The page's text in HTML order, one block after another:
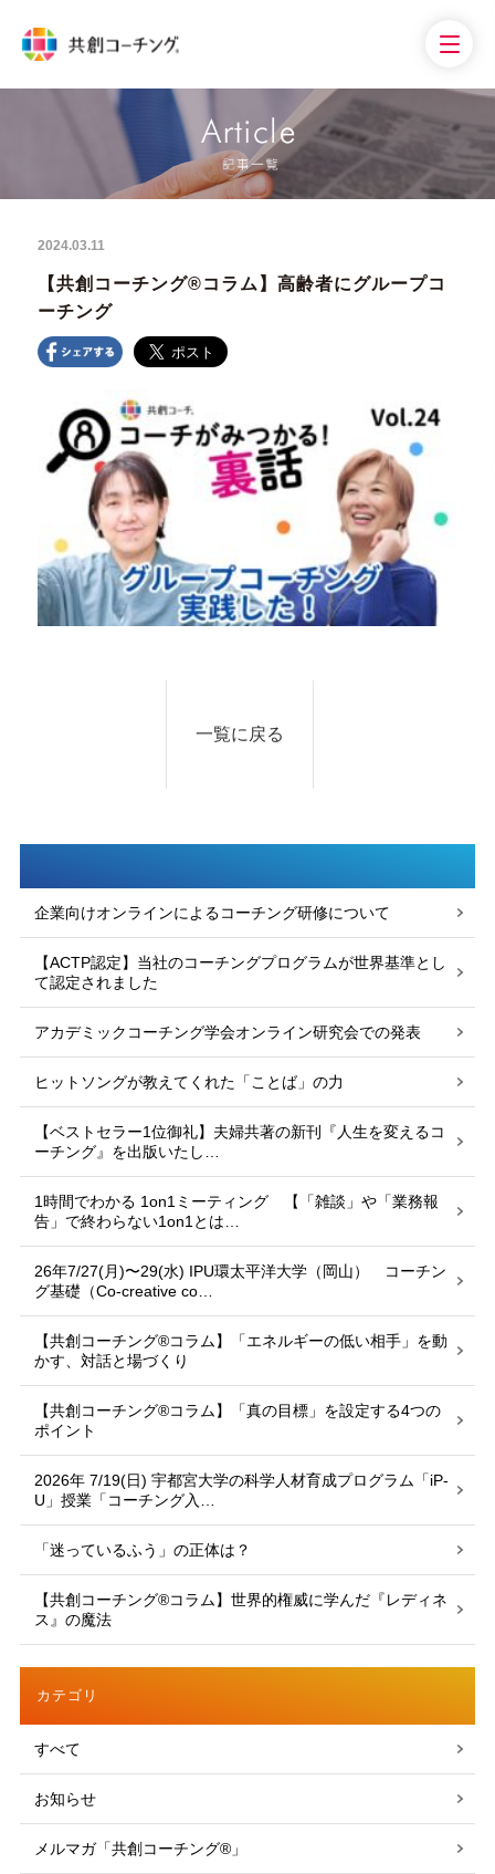
2024.03.11
【共創コーチング®︎コラム】高齢者にグループコ
ーチング
一覧に戻る
企業向けオンラインによるコーチング研修について
【ACTP認定】当社のコーチングプログラムが世界基準とし
て認定されました
アカデミックコーチング学会オンライン研究会での発表
ヒットソングが教えてくれた「ことば」の力
【ベストセラー1位御礼】夫婦共著の新刊『人生を変えるコ
ーチング』を出版いたし…
1時間でわかる 1on1ミーティング 【「雑談」や「業務報
告」で終わらない1on1とは…
26年7/27(月)〜29(水) IPU環太平洋大学（岡山） コーチン
グ基礎（Co-creative co…
【共創コーチング®︎コラム】「エネルギーの低い相手」を動
かす、対話と場づくり
【共創コーチング®︎コラム】「真の目標」を設定する4つの
ポイント
2026年 7/19(日) 宇都宮大学の科学人材育成プログラム「iP-
U」授業「コーチング入…
「迷っているふう」の正体は？
【共創コーチング®︎コラム】世界的権威に学んだ『レディネ
ス』の魔法
カテゴリ
すべて
お知らせ
メルマガ「共創コーチング®」